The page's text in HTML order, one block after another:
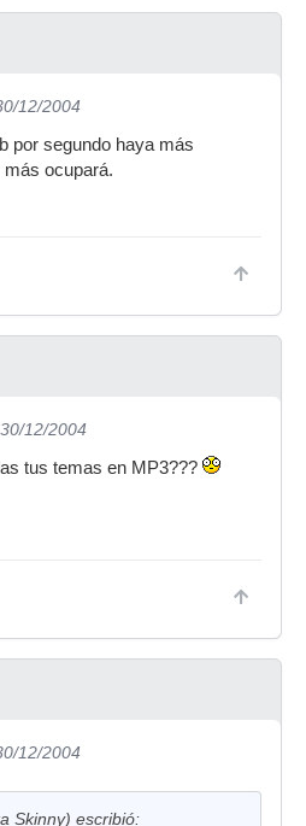
12/2004
por segundo haya más
ocupará.
12/2004
tus temas en MP3???
12/2004
Skinny) escribió: